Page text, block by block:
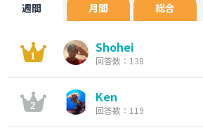
週間 月間 総合
Shohei
回答数：138
Ken
回答数：119